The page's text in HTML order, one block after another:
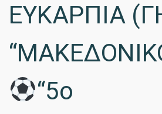
ΕΥΚΑΡΠΙΑ
“5ο